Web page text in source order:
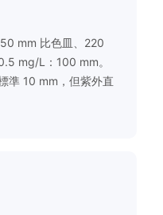
mm 比色皿、220
mg/L：100 mm。
準 10 mm，但紫外直